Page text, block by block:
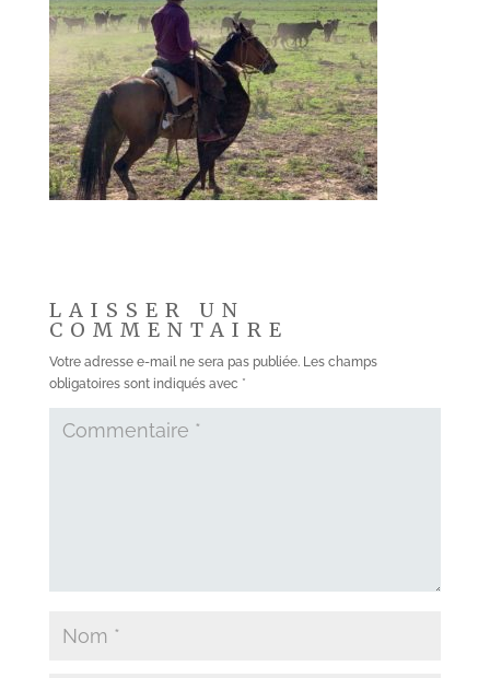
LAISSER UN
COMMENTAIRE
Votre adresse e-mail ne sera pas publiée. Les champs
obligatoires sont indiqués avec *